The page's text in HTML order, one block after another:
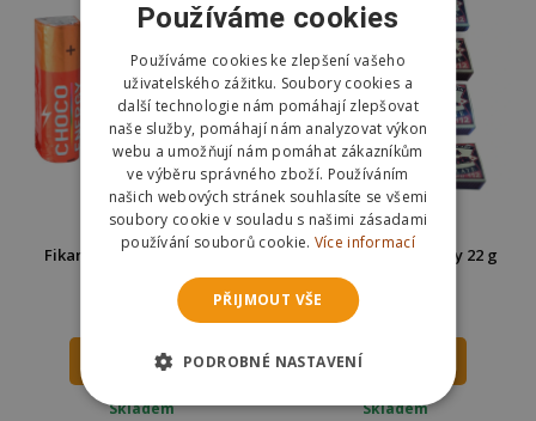
Fikar Čokoládové baterky
DO KOŠÍKU
Skladem
Fikar Čokoládové sirky 22 g
Skladem
Používáme cookies
Používáme cookies ke zlepšení vašeho
uživatelského zážitku. Soubory cookies a
další technologie nám pomáhají zlepšovat
naše služby, pomáhají nám analyzovat výkon
webu a umožňují nám pomáhat zákazníkům
ve výběru správného zboží. Používáním
našich webových stránek souhlasíte se všemi
soubory cookie v souladu s našimi zásadami
používání souborů cookie. Více informací
PŘIJMOUT VŠE
PODROBNÉ NASTAVENÍ